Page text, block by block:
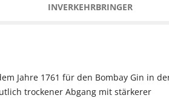
INVERKEHRBRINGER
Jahre 1761 für den Bombay Gin in
trockener Abgang mit stärkerer